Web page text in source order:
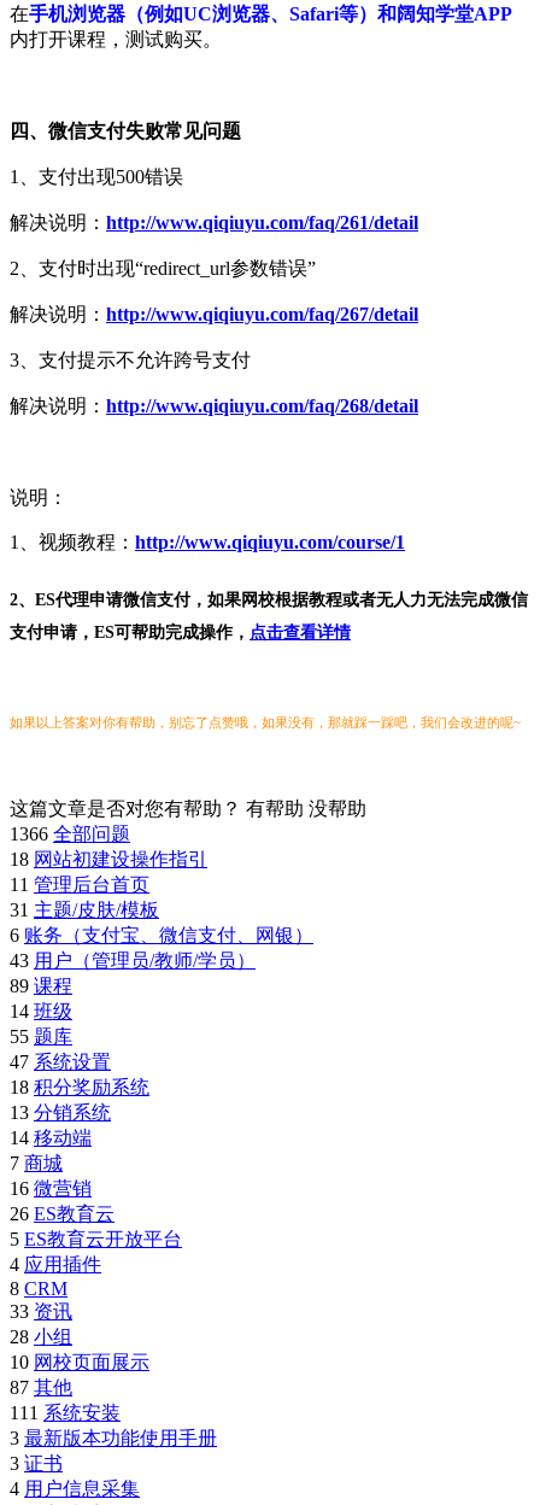
在手机浏览器（例如UC浏览器、Safari等）和阔知学堂APP
内打开课程，测试购买。
四、微信支付失败常见问题
1、支付出现500错误
解决说明： http://www.qiqiuyu.com/faq/261/detail​
2、支付时出现“redirect_url参数错误”
解决说明： http://www.qiqiuyu.com/faq/267/detail
3、支付提示不允许跨号支付
解决说明： http://www.qiqiuyu.com/faq/268/detail
说明：
1、视频教程： http://www.qiqiuyu.com/course/1​
2、ES代理申请微信支付，如果网校根据教程或者无人力无法完成微信
支付申请，ES可帮助完成操作， 点击查看详情
如果以上答案对你有帮助，别忘了点赞哦，如果没有，那就踩一踩吧，我们会改进的呢~
这篇文章是否对您有帮助？ 有帮助 没帮助
1366 全部问题
18 网站初建设操作指引
11 管理后台首页
31 主题/皮肤/模板
6 账务（支付宝、微信支付、网银）
43 用户（管理员/教师/学员）
89 课程
14 班级
55 题库
47 系统设置
18 积分奖励系统
13 分销系统
14 移动端
7 商城
16 微营销
26 ES教育云
5 ES教育云开放平台
4 应用插件
8 CRM
33 资讯
28 小组
10 网校页面展示
87 其他
111 系统安装
3 最新版本功能使用手册
3 证书
4 用户信息采集